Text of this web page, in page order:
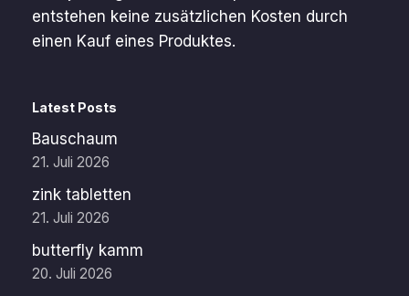
entstehen keine zusätzlichen Kosten durch
einen Kauf eines Produktes.
Latest Posts
Bauschaum
21. Juli 2026
zink tabletten
21. Juli 2026
butterfly kamm
20. Juli 2026